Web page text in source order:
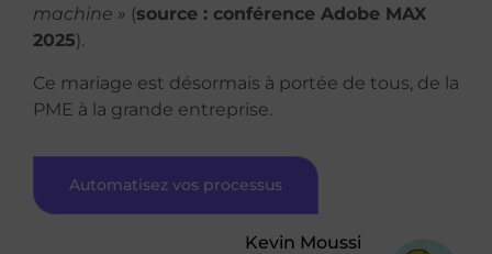
machine » (source : conférence Adobe MAX
2025).
Ce mariage est désormais à portée de tous, de la
PME à la grande entreprise.
Automatisez vos processus
Kevin Moussi